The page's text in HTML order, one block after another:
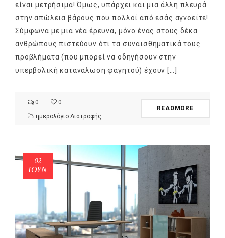
είναι μετρήσιμα! Όμως, υπάρχει και μια άλλη πλευρά
στην απώλεια βάρους που πολλοί από εσάς αγνοείτε!
Σύμφωνα με μια νέα έρευνα, μόνο ένας στους δέκα
ανθρώπους πιστεύουν ότι τα συναισθηματικά τους
προβλήματα (που μπορεί να οδηγήσουν στην
υπερβολική κατανάλωση φαγητού) έχουν […]
0
0
ημερολόγιο Διατροφής
READMORE
02
ΙΟΎΝ